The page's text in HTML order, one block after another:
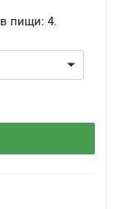
пищи: 4.